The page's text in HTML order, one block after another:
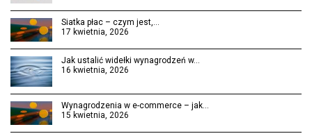
Siatka płac – czym jest,…
17 kwietnia, 2026
Jak ustalić widełki wynagrodzeń w…
16 kwietnia, 2026
Wynagrodzenia w e-commerce – jak…
15 kwietnia, 2026